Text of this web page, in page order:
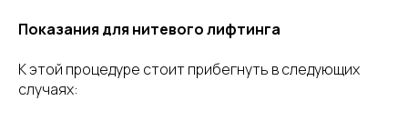
Показания для нитевого лифтинга
К этой процедуре стоит прибегнуть в следующих
случаях: